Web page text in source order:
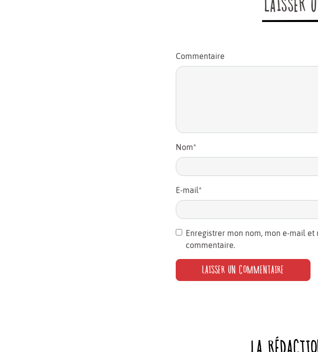
Commentaire
Nom*
E-mail *
Enregistrer mon nom, mon e-mail
commentaire.